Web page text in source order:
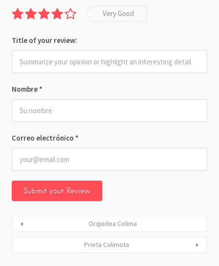
Nombre *
Correo electrónico *
Very Good
Title of your review:
Orquidea Colima
Prieta Colimota